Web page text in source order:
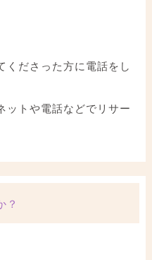
くださった方に電話をし
ットや電話などでリサー
？